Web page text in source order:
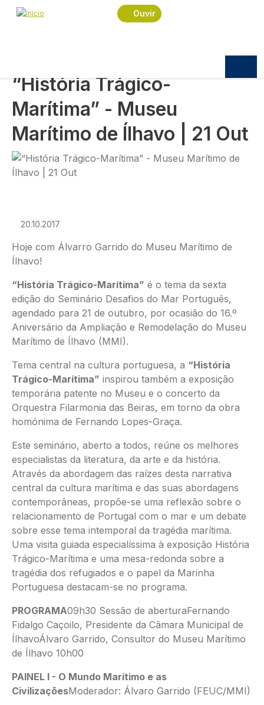
Passar para o conteúdo principal
Ouvir
Navegação estrutural
Início
Manhãs Novas
“História Trágico-Marítima” - Museu Marítimo de
“História Trágico-
Marítima” - Museu
Marítimo de Ílhavo ​| 21 Out
Imagem
20.10.2017
Hoje com Álvarro Garrido do Museu Marítimo de
Ílhavo​!
“História Trágico-Marítima” é o tema da sexta
edição do Seminário Desafios do Mar Português,
agendado para 21 de outubro, por ocasião do 16.º
Aniversário da Ampliação e Remodelação do Museu
Marítimo de Ílhavo (MMI).
Tema central na cultura portuguesa, a “História
Trágico-Marítima” inspirou também a exposição
temporária patente no Museu e o concerto da
Orquestra Filarmonia das Beiras, em torno da obra
homónima de Fernando Lopes-Graça.
Este seminário, aberto a todos, reúne os melhores
especialistas da literatura, da arte e da história.
Através da abordagem das raízes desta narrativa
central da cultura marítima e das suas abordagens
contemporâneas, propõe-se uma reflexão sobre o
relacionamento de Portugal com o mar e um debate
sobre esse tema intemporal da tragédia marítima.
Uma visita guiada especialíssima à exposição História
Trágico-Marítima e uma mesa-redonda sobre a
tragédia dos refugiados e o papel da Marinha
Portuguesa destacam-se no programa.
PROGRAMA09h30 Sessão de aberturaFernando
Fidalgo Caçoilo, Presidente da Câmara Municipal de
ÍlhavoÁlvaro Garrido, Consultor do Museu Marítimo
de Ílhavo 10h00
PAINEL I - O Mundo Marítimo e as
CivilizaçõesModerador: Álvaro Garrido (FEUC/MMI)